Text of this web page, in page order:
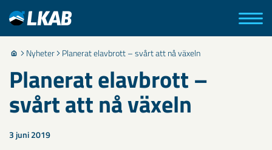
Nyheter Planerat elavbrott – svårt att nå växeln
Planerat elavbrott –
svårt att nå växeln
3 juni 2019